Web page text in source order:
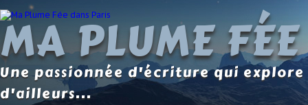
MA PLUME
Une passionnée d'écriture qui
d'ailleurs...